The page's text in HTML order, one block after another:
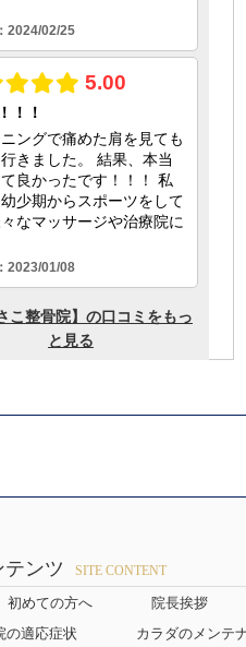
ンツ SITE CONTENT
初めての方へ 院長挨拶
の適応症状
カラダのメンテ